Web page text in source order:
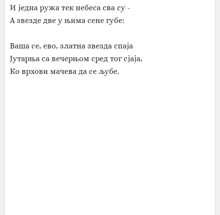
И једна ружа тек небеса сва су -
А звезде две у њима сене губе:
Ваша се, ево, златна звезда спаја
Јутарња са вечерњом сред тог сјаја,
Ко врхови мачева да се љубе.